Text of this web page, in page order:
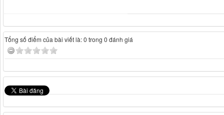
Tổng số điểm của bài viết là: 0 trong 0 đánh giá